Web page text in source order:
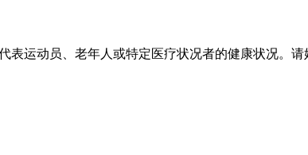
运动员、老年人或特定医疗状况者的健康状况。